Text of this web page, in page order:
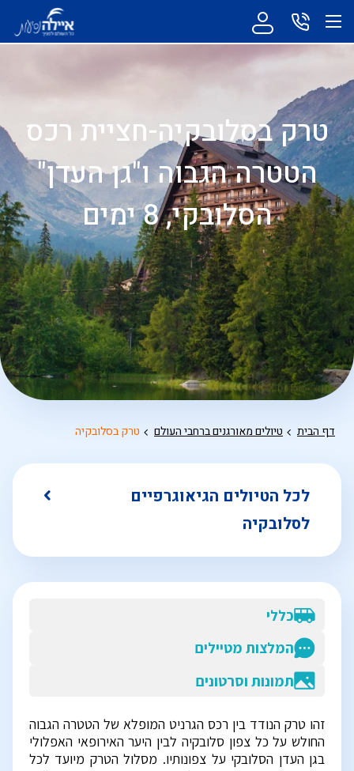
טרק בסלובקיה-חציית רכס
הטטרה הגבוה ו"גן העדן"
הסלובקי, 8 ימים
דף הבית טיולים מאורגנים ברחבי העולם טרק בסלובקיה
לכל הטיולים הגיאוגרפיים
לסלובקיה